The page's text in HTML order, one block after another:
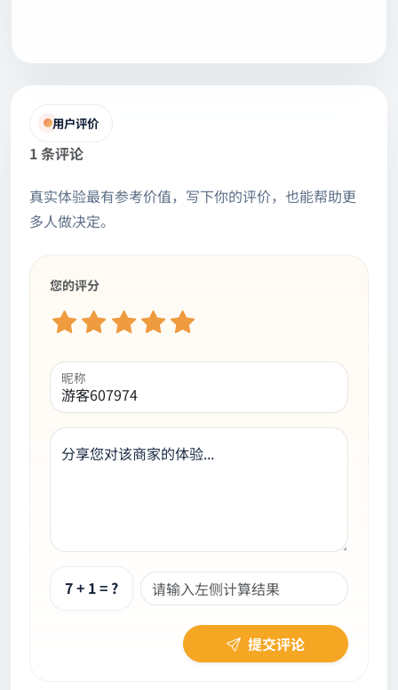
用户评价
1 条评论
真实体验最有参考价值，写下你的评价，也能帮助更
多人做决定。
您的评分
昵称
分享您对该商家的体验...
7 + 1 = ?
提交评论